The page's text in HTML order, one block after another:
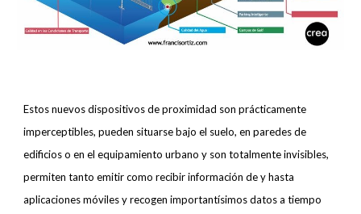
Estos nuevos dispositivos de proximidad son prácticamente
imperceptibles, pueden situarse bajo el suelo, en paredes de
edificios o en el equipamiento urbano y son totalmente invisibles,
permiten tanto emitir como recibir información de y hasta
aplicaciones móviles y recogen importantísimos datos a tiempo